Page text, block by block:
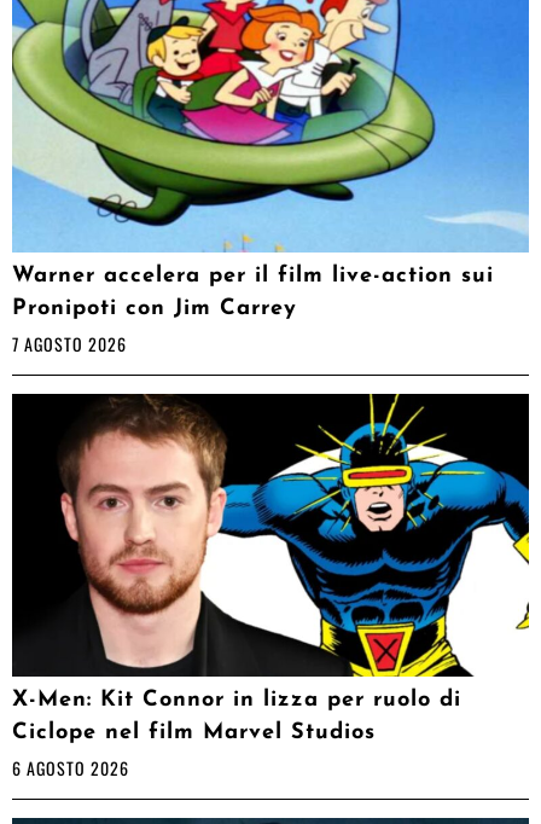
Warner accelera per il film live-action sui
Pronipoti con Jim Carrey
7 AGOSTO 2026
X-Men: Kit Connor in lizza per ruolo di
Ciclope nel film Marvel Studios
6 AGOSTO 2026